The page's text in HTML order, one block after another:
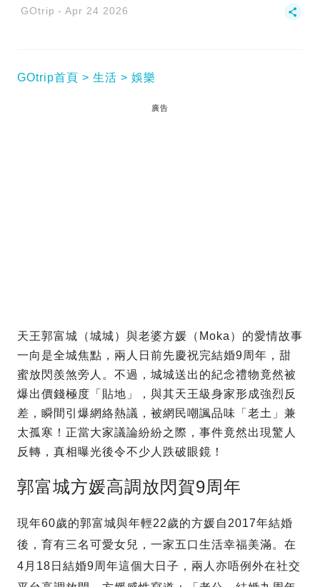
GOtrip Apr 24 2026
GOtrip首頁 生活 娛樂
廣告
天王郭富城（城城）與老婆方媛（Moka）的愛情故事
一向是全城焦點，兩人日前先慶祝完結婚9周年，甜
蜜放閃羨煞旁人。不過，城城送出的紀念禮物竟然被
爆出價錢極度「貼地」，與其天王級身家形成強烈反
差，瞬間引爆網絡熱議，被網民嘲諷品味「老土」兼
太孤寒！正當大家議論紛紛之際，事件竟然出現驚人
反轉，真相曝光後令不少人跌破眼鏡！
郭富城方媛高調放閃賀9周年
現年60歲的郭富城與年輕22歲的方媛自2017年結婚
後，育有三名可愛女兒，一家五口生活幸福美滿。在
4月18日結婚9周年這個大日子，兩人亦唔例外在社交